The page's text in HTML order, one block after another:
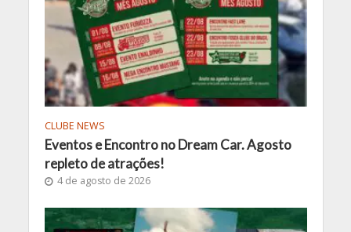
CLUBE NEWS
Eventos e Encontro no Dream Car. Agosto
repleto de atrações!
4 de agosto de 2026